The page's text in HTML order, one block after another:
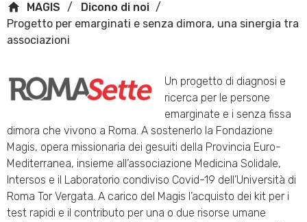
MAGIS
Dicono di noi
Progetto per emarginati e senza dimora, una sinergia tra
associazioni
Un progetto di diagnosi e
ricerca per le persone
emarginate e i senza fissa
dimora che vivono a Roma. A sostenerlo la Fondazione
Magis, opera missionaria dei gesuiti della Provincia Euro-
Mediterranea, insieme all’associazione Medicina Solidale,
Intersos e il Laboratorio condiviso Covid-19 dell’Università di
Roma Tor Vergata. A carico del Magis l’acquisto dei kit per i
test rapidi e il contributo per una o due risorse umane